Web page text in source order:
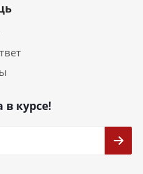
в курсе!